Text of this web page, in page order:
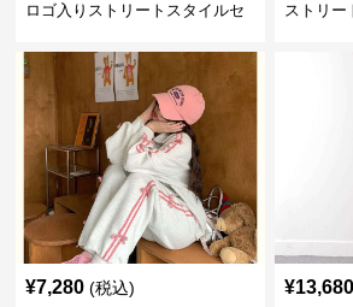
ロゴ入りストリートスタイルセ
ストリー
¥7,280 (税込) ¥13,680